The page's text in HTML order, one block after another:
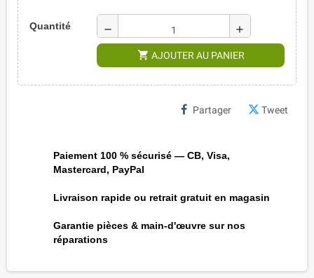
Quantité remove add
shopping_cart AJOUTER AU PANIER
Partager Tweet
Paiement 100 % sécurisé — CB, Visa,
Mastercard, PayPal
Livraison rapide ou retrait gratuit en magasin
Garantie pièces & main-d'œuvre sur nos
réparations